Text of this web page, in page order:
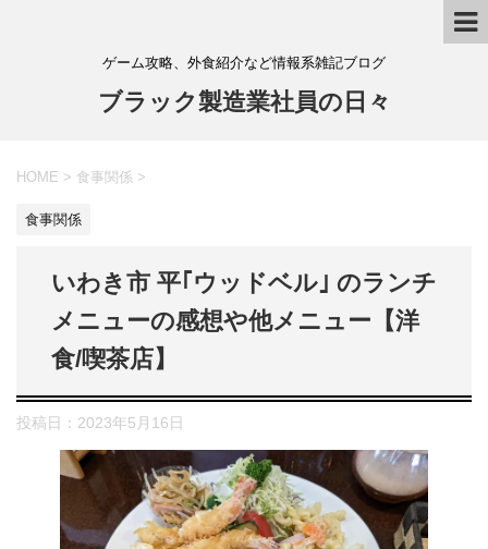
ゲーム攻略、外食紹介など情報系雑記ブログ
ブラック製造業社員の日々
HOME > 食事関係 >
食事関係
いわき市 平｢ウッドベル｣ のランチ
メニューの感想や他メニュー【洋
食/喫茶店】
投稿日： 2023年5月16日